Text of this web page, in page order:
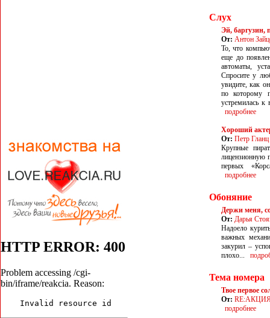
Слух
Эй, баргузин,
От: Антон
То, что
еще до
автоматы,
Спросите у
увидите, как
по которому
устремилась
подробнее
Хороший
От: Петр Гланц
Крупные
лицензионную
первых
подробнее
Обоняние
Держи меня,
От: Дарья
Надоело
важных
закурил –
плохо...
Тема номера
Твое первое
От:
подробнее